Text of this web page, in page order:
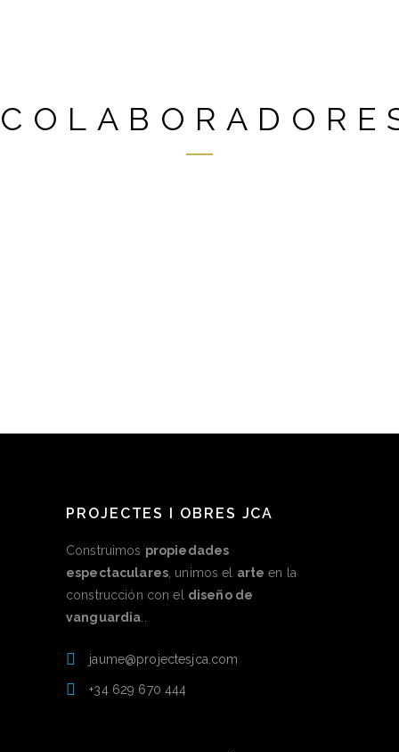
PROJECTES I OBRES JCA
Construimos propiedades
espectaculares, unimos el arte en la
construcción con el diseño de
vanguardia
jaume@projectesjca.com
+34 629 670 444